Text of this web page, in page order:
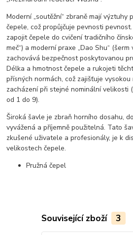
Moderní „soutěžní“ zbraně mají
čepele, což propůjčuje pevnosti
zapojit čepele do cvičení tradičního
meč“) a moderní praxe „Dao Shu“
zachovává bezpečnost poskytovanou
Délka a hmotnost čepele a rukojeti
přísných normách, což zajišťuje
zacházení při stejné nominální velikosti
od 1 do 9).
Široká šavle je zbraň horního dosahu,
vyvážená a příjemně použitelná. Tato
zkušené uživatele a profesionály, je k
velikostech čepele.
Pružná čepel
Související zboží 3